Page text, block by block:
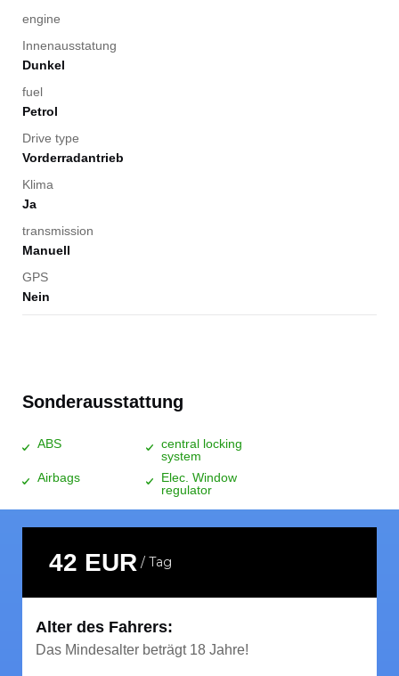
engine
Innenausstatung
Dunkel
fuel
Petrol
Drive type
Vorderradantrieb
Klima
Ja
transmission
Manuell
GPS
Nein
Sonderausstattung
ABS
central locking
system
Airbags
Elec. Window
regulator
42 EUR / Tag
Alter des Fahrers:
Das Mindesalter beträgt 18 Jahre!